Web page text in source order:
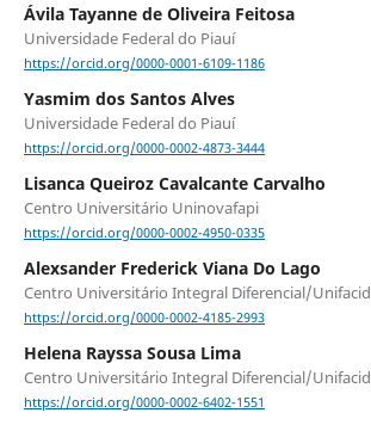
Ávila Tayanne de Oliveira Feitosa
Universidade Federal do Piauí
https://orcid.org/0000-0001-6109-1186
Yasmim dos Santos Alves
Universidade Federal do Piauí
https://orcid.org/0000-0002-4873-3444
Lisanca Queiroz Cavalcante Carvalho
Centro Universitário Uninovafapi
https://orcid.org/0000-0002-4950-0335
Alexsander Frederick Viana Do Lago
Centro Universitário Integral Diferencial/Unifacid
https://orcid.org/0000-0002-4185-2993
Helena Rayssa Sousa Lima
Centro Universitário Integral Diferencial/Unifacid
https://orcid.org/0000-0002-6402-1551